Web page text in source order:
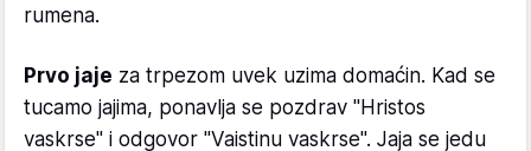
rumena.
Prvo jaje za trpezom uvek uzima domaćin. Kad se
tucamo jajima, ponavlja se pozdrav "Hristos
vaskrse" i odgovor "Vaistinu vaskrse". Jaja se jedu